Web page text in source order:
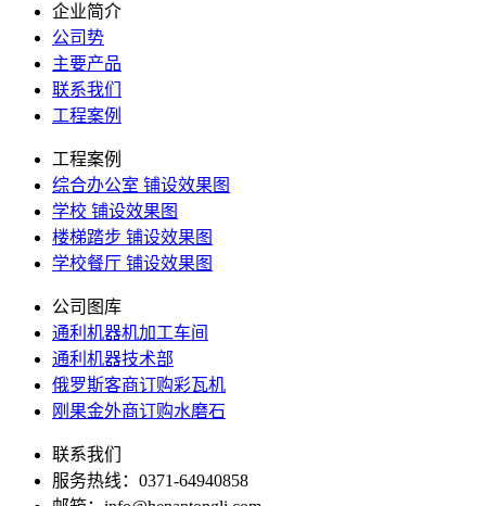
企业简介
公司势
主要产品
联系我们
工程案例
工程案例
综合办公室 铺设效果图
学校 铺设效果图
楼梯踏步 铺设效果图
学校餐厅 铺设效果图
公司图库
通利机器机加工车间
通利机器技术部
俄罗斯客商订购彩瓦机
刚果金外商订购水磨石
联系我们
服务热线：0371-64940858